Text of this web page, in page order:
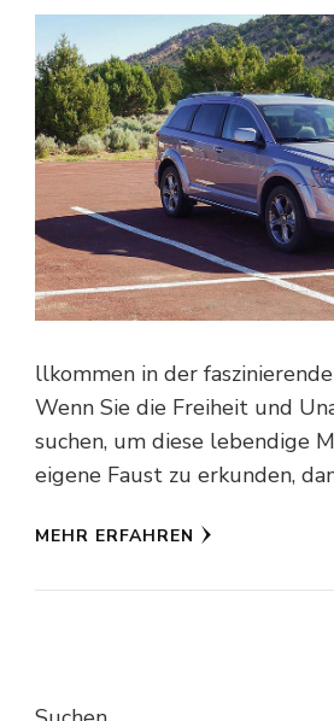
llkommen in der
Wenn Sie die Freiheit und
suchen, um diese lebendige
eigene Faust zu erkunden,
MEHR ERFAHREN